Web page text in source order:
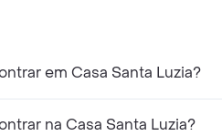
em Casa Santa Luzia?
na Casa Santa Luzia?